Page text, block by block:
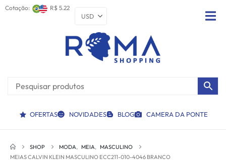
Cotação: R$ 5.22
OFERTAS NOVIDADES BLOG CAMERA DA PONTE
SHOP MODA, MEIA, MASCULINO
MEIAS CALVIN KLEIN MASCULINO ECC211-010-4046 BRANCO